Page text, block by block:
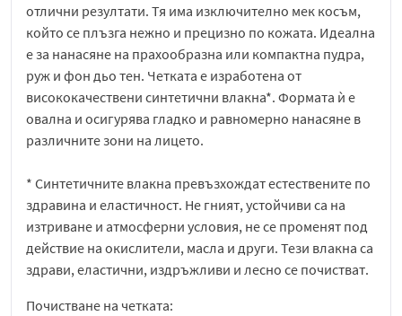
отлични резултати. Тя има изключително мек косъм,
който се плъзга нежно и прецизно по кожата. Идеална
е за нанасяне на прахообразна или компактна пудра,
руж и фон дьо тен. Четката е изработена от
висококачествени синтетични влакна*. Формата ѝ е
овална и осигурява гладко и равномерно нанасяне в
различните зони на лицето.
* Синтетичните влакна превъзхождат естествените по
здравина и еластичност. Не гният, устойчиви са на
изтриване и атмосферни условия, не се променят под
действие на окислители, масла и други. Тези влакна са
здрави, еластични, издръжливи и лесно се почистват.
Почистване на четката: